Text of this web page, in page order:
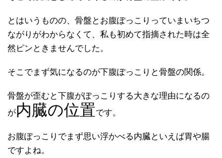
とはいうものの、骨盤とお腹ぽっこりっていまいちつ
ながりがわからなくて、私も初めて指摘された時は全
然ピンときませんでした。
そこでまず気になるのが下腹ぽっこりと骨盤の関係。
骨盤が歪むと下腹がぽっこりする大きな理由になるの
が内臓の位置です。
お腹ぽっこりでまず思い浮かべる内臓といえば胃や腸
ですよね。